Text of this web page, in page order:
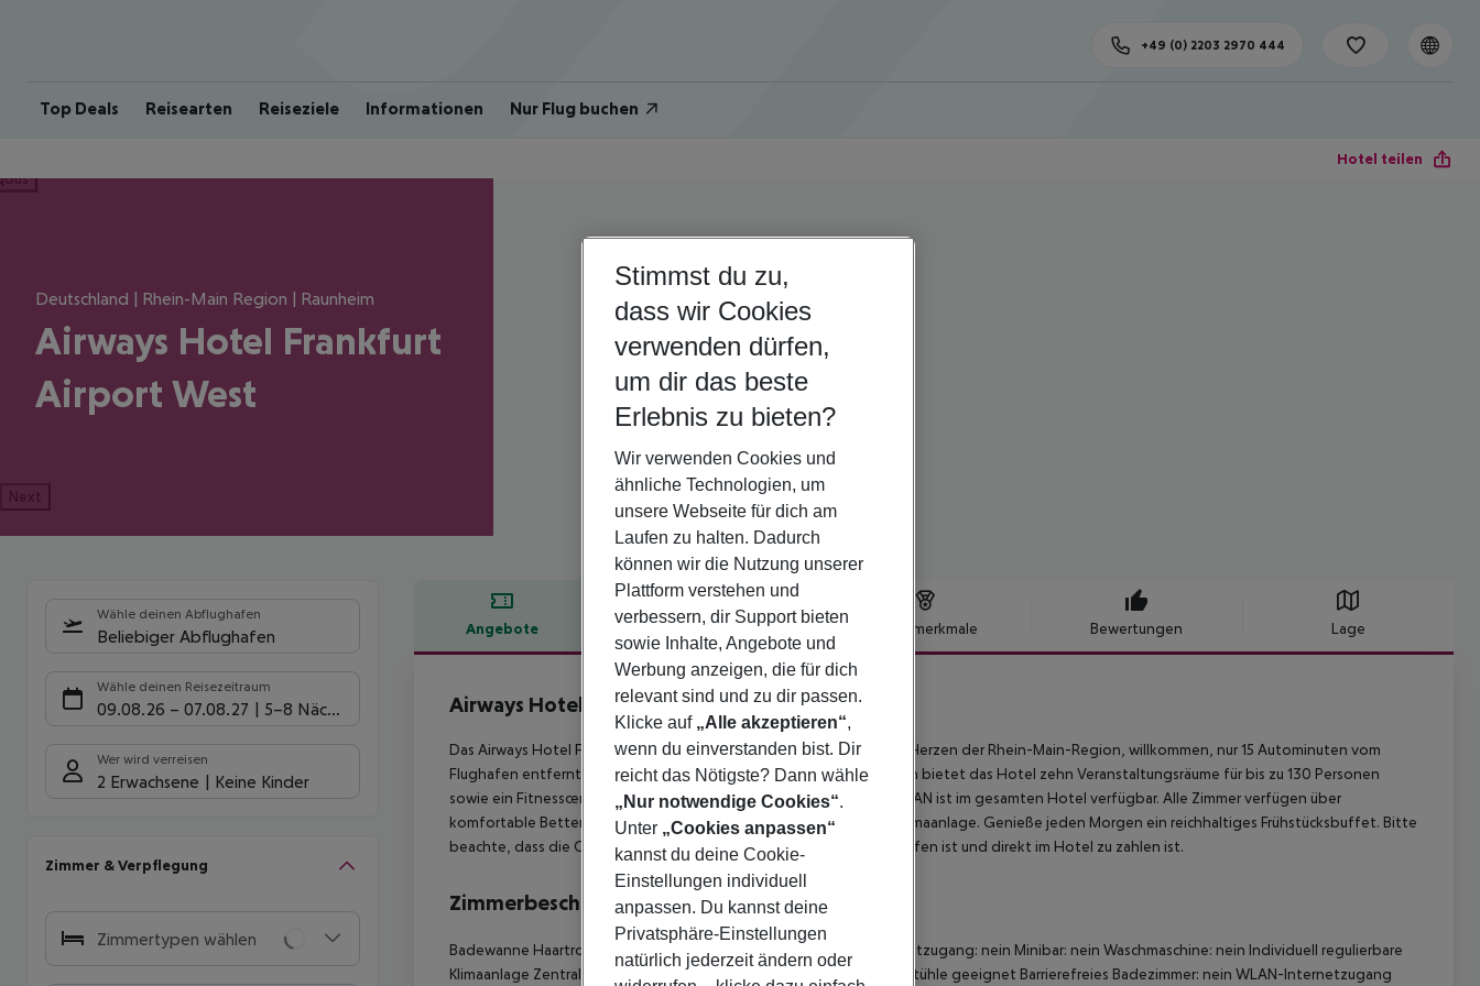
Top Deals Reisearten Reiseziele Informationen Nur Flug buchen
+49 (0) 2203 2970 444
Hotel teilen
Deutschland | Rhein-Main Region | Raunheim
Airways Hotel Frankfurt
Airport West
Next
Wähle deinen Abflughafen
Beliebiger Abflughafen
Wähle deinen Reisezeitraum
09.08.26 – 07.08.27 5-8 Nächte
Wer wird verreisen
2 Erwachsene Keine Kinder
Zimmer & Verpflegung
Zimmertypen wählen
Angebote Hotelbeschreibung Hotelmerkmale Bewertungen Lage
Hotelbeschreibung
Airways Hotel Frankfurt Airport West
Das Airways Hotel Frankfurt Airport West heißt dich in Raunheim, im Herzen der Rhein-Main-Region, willkommen, nur 15 Autominuten vom
Flughafen entfernt. Neben den neu renovierten, modernen Zimmern bietet das Hotel zehn Veranstaltungsräume für bis zu 130 Personen
sowie ein Fitnesscenter und eine Sauna. Kostenloses Highspeed-WLAN ist im gesamten Hotel verfügbar. Alle Zimmer verfügen über
komfortable Betten, große Schreibtische, Flachbild-TVs und eine Klimaanlage. Genieße jeden Morgen ein reichhaltiges Frühstücksbuffet. Bitte
beachte, dass die City Tax von 4 % des Zimmerpreises nicht inbegriffen ist und direkt im Hotel zu zahlen ist.
Zimmerbeschreibung
Badewanne Haartrockner Direktwahltelefon Fernseher Radio Internetzugang: nein Minibar: nein Waschmaschine: nein Individuell regulierbare
Klimaanlage Zentralheizung Individuell regulierbare Heizung Für Rollstühle geeignet Barrierefreies Badezimmer: nein WLAN-Internetzugang
Stimmst du zu,
dass wir Cookies
verwenden dürfen,
um dir das beste
Erlebnis zu bieten?
Wir verwenden Cookies und
ähnliche Technologien, um
unsere Webseite für dich am
Laufen zu halten. Dadurch
können wir die Nutzung unserer
Plattform verstehen und
verbessern, dir Support bieten
sowie Inhalte, Angebote und
Werbung anzeigen, die für dich
relevant sind und zu dir passen.
Klicke auf „Alle akzeptieren“,
wenn du einverstanden bist. Dir
reicht das Nötigste? Dann wähle
„Nur notwendige Cookies“.
Unter „Cookies anpassen“
kannst du deine Cookie-
Einstellungen individuell
anpassen. Du kannst deine
Privatsphäre-Einstellungen
natürlich jederzeit ändern oder